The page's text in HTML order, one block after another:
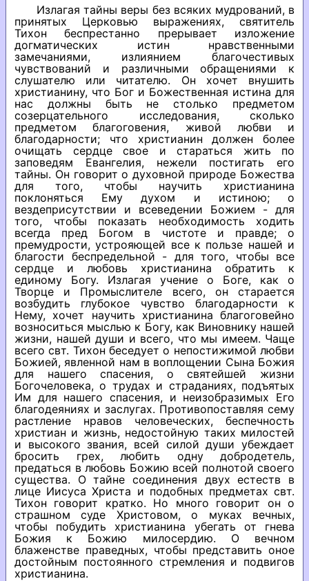
Излагая тайны веры без всяких мудрований, в
принятых Церковью выражениях, святитель
Тихон беспрестанно прерывает изложение
догматических истин нравственными
замечаниями, излиянием благочестивых
чувствований и различными обращениями к
слушателю или читателю. Он хочет внушить
христианину, что Бог и Божественная истина для
нас должны быть не столько предметом
созерцательного исследования, сколько
предметом благоговения, живой любви и
благодарности; что христианин должен более
очищать сердце свое и стараться жить по
заповедям Евангелия, нежели постигать его
тайны. Он говорит о духовной природе Божества
для того, чтобы научить христианина
поклоняться Ему духом и истиною; о
вездеприсутствии и всеведении Божием - для
того, чтобы показать необходимость ходить
всегда пред Богом в чистоте и правде; о
премудрости, устрояющей все к пользе нашей и
благости беспредельной - для того, чтобы все
сердце и любовь христианина обратить к
единому Богу. Излагая учение о Боге, как о
Творце и Промыслителе всего, он старается
возбудить глубокое чувство благодарности к
Нему, хочет научить христианина благоговейно
возноситься мыслью к Богу, как Виновнику нашей
жизни, нашей души и всего, что мы имеем. Чаще
всего свт. Тихон беседует о непостижимой любви
Божией, явленной нам в воплощении Сына Божия
для нашего спасения, о святейшей жизни
Богочеловека, о трудах и страданиях, подъятых
Им для нашего спасения, и неизобразимых Его
благодеяниях и заслугах. Противопоставляя сему
растление нравов человеческих, беспечность
христиан и жизнь, недостойную таких милостей
и высокого звания, всей силой души убеждает
бросить грех, любить одну добродетель,
предаться в любовь Божию всей полнотой своего
существа. О тайне соединения двух естеств в
лице Иисуса Христа и подобных предметах свт.
Тихон говорит кратко. Но много говорит он о
страшном суде Христовом, о муках вечных,
чтобы побудить христианина убегать от гнева
Божия к Божию милосердию. О вечном
блаженстве праведных, чтобы представить оное
достойным постоянного стремления и подвигов
христианина.